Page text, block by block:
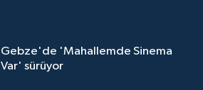
Gebze'de 'Mahallemde Sinema
Var' sürüyor